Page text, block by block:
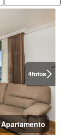
4fotos
Apartamento